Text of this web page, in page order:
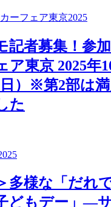
記者募集！参
ア東京 2025年
日）※第2部は
た
多様な「だれ
どもデー」―